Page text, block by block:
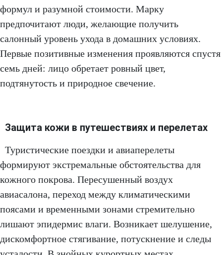
формул и разумной стоимости. Марку
предпочитают люди, желающие получить
салонный уровень ухода в домашних условиях.
Первые позитивные изменения проявляются спустя
семь дней: лицо обретает ровный цвет,
подтянутость и природное свечение.
Защита кожи в путешествиях и перелетах
Туристические поездки и авиаперелеты
формируют экстремальные обстоятельства для
кожного покрова. Пересушенный воздух
авиасалона, переход между климатическими
поясами и временными зонами стремительно
лишают эпидермис влаги. Возникает шелушение,
дискомфортное стягивание, потускнение и следы